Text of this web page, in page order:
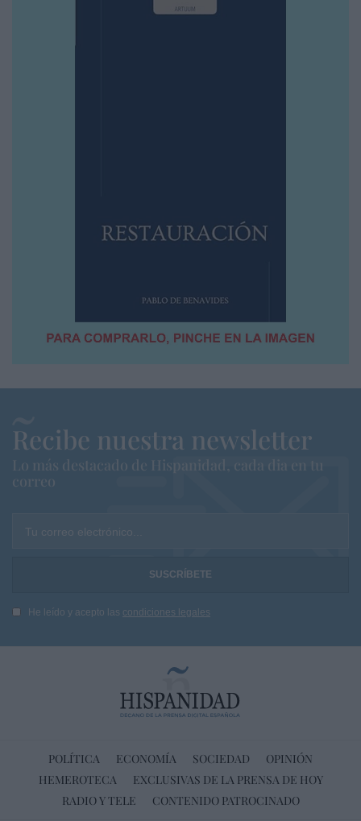
Recibe nuestra newsletter
Lo más destacado de Hispanidad, cada dia en tu
correo
Tu correo electrónico...
He leído y acepto las condiciones legales
POLÍTICA ECONOMÍA SOCIEDAD
OPINIÓN
HEMEROTECA
EXCLUSIVAS DE LA PRENSA DE HOY
RADIO Y TELE
CONTENIDO PATROCINADO